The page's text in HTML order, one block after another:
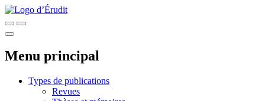
Menu principal
Types de publications
Revues